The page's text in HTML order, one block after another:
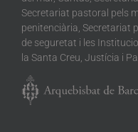
Secretariat pastoral pels
penitenciària, Secretariat
de seguretat i les
la Santa Creu, Justícia i